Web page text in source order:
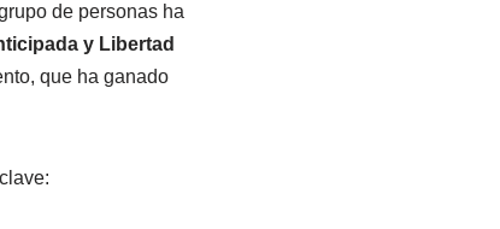
de personas ha
y Libertad
que ha ganado